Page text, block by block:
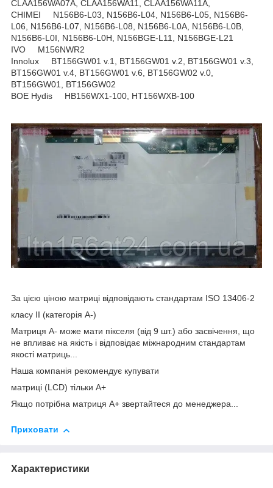
CLAA156WA07A, CLAA156WA11, CLAA156WA11A,
CHIMEI N156B6-L03, N156B6-L04, N156B6-L05, N156B6-
L06, N156B6-L07, N156B6-L08, N156B6-L0A, N156B6-L0B,
N156B6-L0I, N156B6-L0H, N156BGE-L11, N156BGE-L21
IVO M156NWR2
Innolux BT156GW01 v.1, BT156GW01 v.2, BT156GW01 v.3,
BT156GW01 v.4, BT156GW01 v.6, BT156GW02 v.0,
BT156GW01, BT156GW02
BOE Hydis HB156WX1-100, HT156WXB-100
За цією ціною матриці відповідають стандартам ISO 13406-2
класу II (категорія А-)
Матриця А- може мати пікселя (від 9 шт.) або засвічення, що
не впливає на якість і відповідає міжнародним стандартам
якості матриць...
Наша компанія рекомендує купувати
матриці (LCD) тільки А+
Якщо потрібна матриця А+ звертайтеся до менеджера...
Приховати
Характеристики